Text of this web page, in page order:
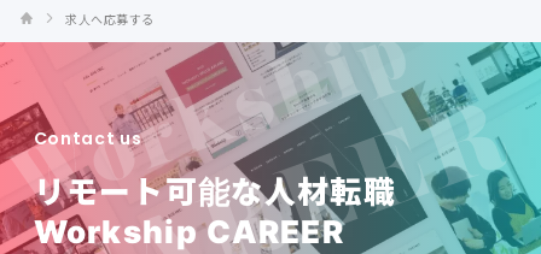
求人へ応募する
Contact us
リモート可能な人材転職
Workship CAREER